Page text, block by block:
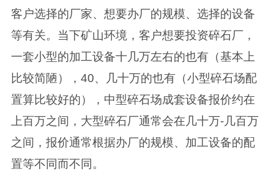
客户选择的厂家、想要办厂的规模、选择的设备
等有关。当下矿山环境，客户想要投资碎石厂，
一套小型的加工设备十几万左右的也有（基本上
比较简陋），40、几十万的也有（小型碎石场配
置算比较好的），中型碎石场成套设备报价约在
上百万之间，大型碎石厂通常会在几十万-几百万
之间，报价通常根据办厂的规模、加工设备的配
置等不同而不同。